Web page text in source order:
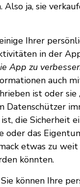
ja, sie
Ihrer
in der
App zu
auch
ist oder sie
Datenschützer
die Sicherheit
oder das
etwas zu
könnten.
können Ihre